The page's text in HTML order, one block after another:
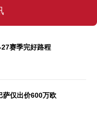
赛季完好路程
萨仅出价600万欧